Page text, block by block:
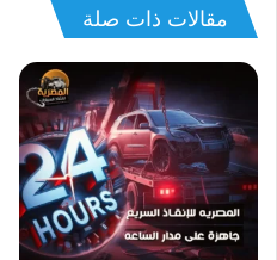
ونش الاسماعيلية
ونش انقاذ
ونش انقاذ الاسماعيليةاسرع و
بخصم 50% لأننا
ارخص ونش انقاذ
ونش انقاذفي الاسماعيلية وسعر
مطالبتك بأي رسوم إضافية أو
مقالات ذات صلة